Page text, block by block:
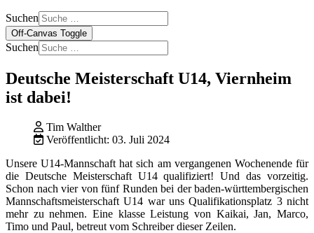
Suchen
Off-Canvas Toggle
Suchen
Deutsche Meisterschaft U14, Viernheim
ist dabei!
Tim Walther
Veröffentlicht: 03. Juli 2024
Unsere U14-Mannschaft hat sich am vergangenen Wochenende für
die Deutsche Meisterschaft U14 qualifiziert! Und das vorzeitig.
Schon nach vier von fünf Runden bei der baden-württembergischen
Mannschaftsmeisterschaft U14 war uns Qualifikationsplatz 3 nicht
mehr zu nehmen. Eine klasse Leistung von Kaikai, Jan, Marco,
Timo und Paul, betreut vom Schreiber dieser Zeilen.